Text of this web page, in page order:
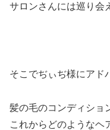
サロンさんには巡り会
そこでぢぃぢ様にアド
髪の毛のコンディショ
これからどのようなヘ